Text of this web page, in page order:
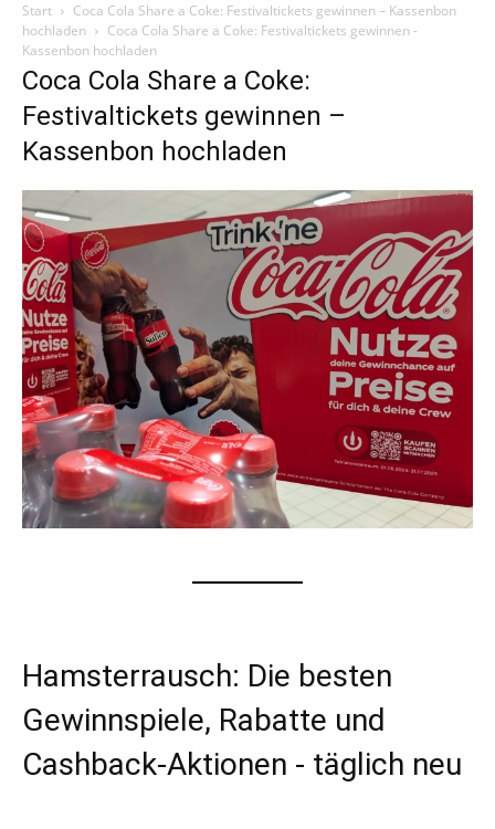
Start
Coca Cola Share a Coke: Festivaltickets gewinnen – Kassenbon
hochladen
Coca Cola Share a Coke: Festivaltickets gewinnen -
Kassenbon hochladen
Coca Cola Share a Coke:
Festivaltickets gewinnen –
Kassenbon hochladen
Hamsterrausch: Die besten
Gewinnspiele, Rabatte und
Cashback-Aktionen - täglich neu